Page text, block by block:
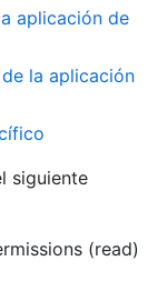
aplicación de
la aplicación
siguiente
(read)